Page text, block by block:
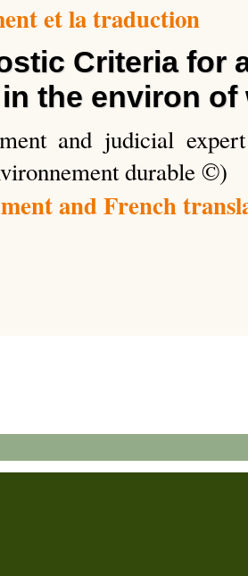
et la traduction
Criteria for
the environ
and judicial
durable ©)
and French